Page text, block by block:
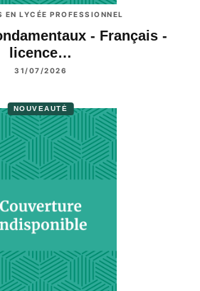
EN LYCÉE PROFESSIONNEL
- Français -
licence…
31/07/2026
NOUVEAUTÉ